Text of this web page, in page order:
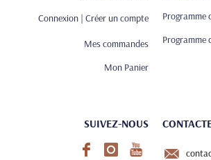
Connexion | Créer un compte
Mes commandes
Mon Panier
Programme
Programme
SUIVEZ-NOUS